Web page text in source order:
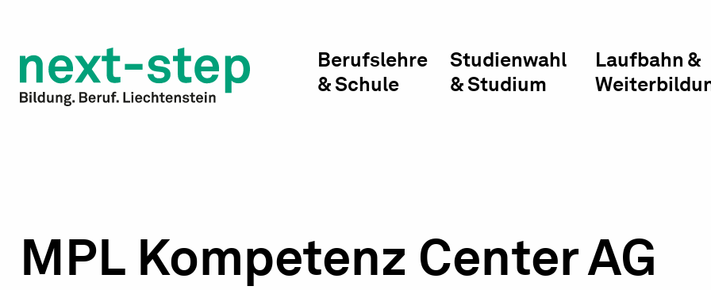
Laufbahn & Weiterbildung
Beratung & Unterstützung
Berufslehre
& Schule
Studienwahl
& Studium
Laufbahn &
MPL Kompetenz Center AG